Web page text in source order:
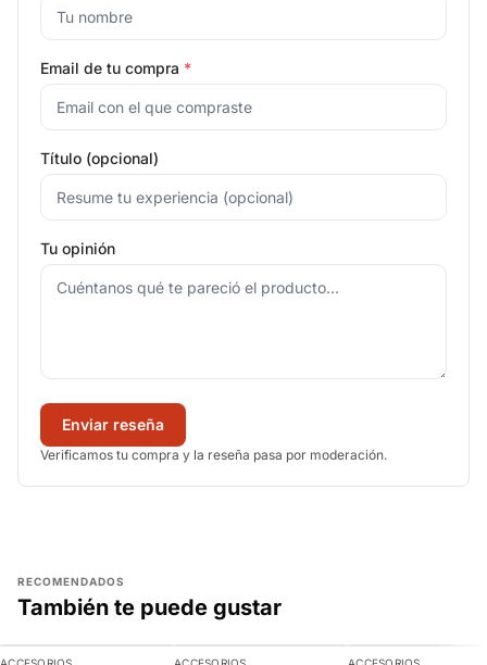
Email de tu compra *
Título (opcional)
Tu opinión
Enviar reseña
Verificamos tu compra y la reseña pasa por moderación.
RECOMENDADOS
También te puede gustar
AGREGAR AGREGAR